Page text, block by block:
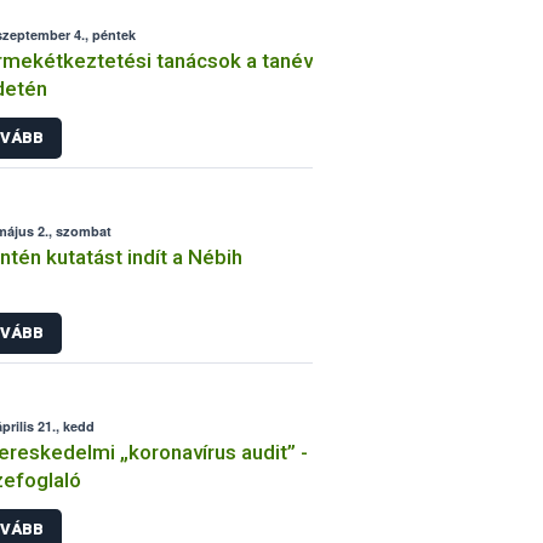
4., péntek
tanácsok a tanév
2., szombat
kutatást indít a Nébih
21., kedd
„koronavírus audit” -